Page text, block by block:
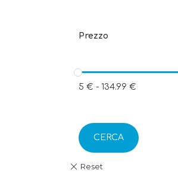
Prezzo
5 € - 134.99 €
CERCA